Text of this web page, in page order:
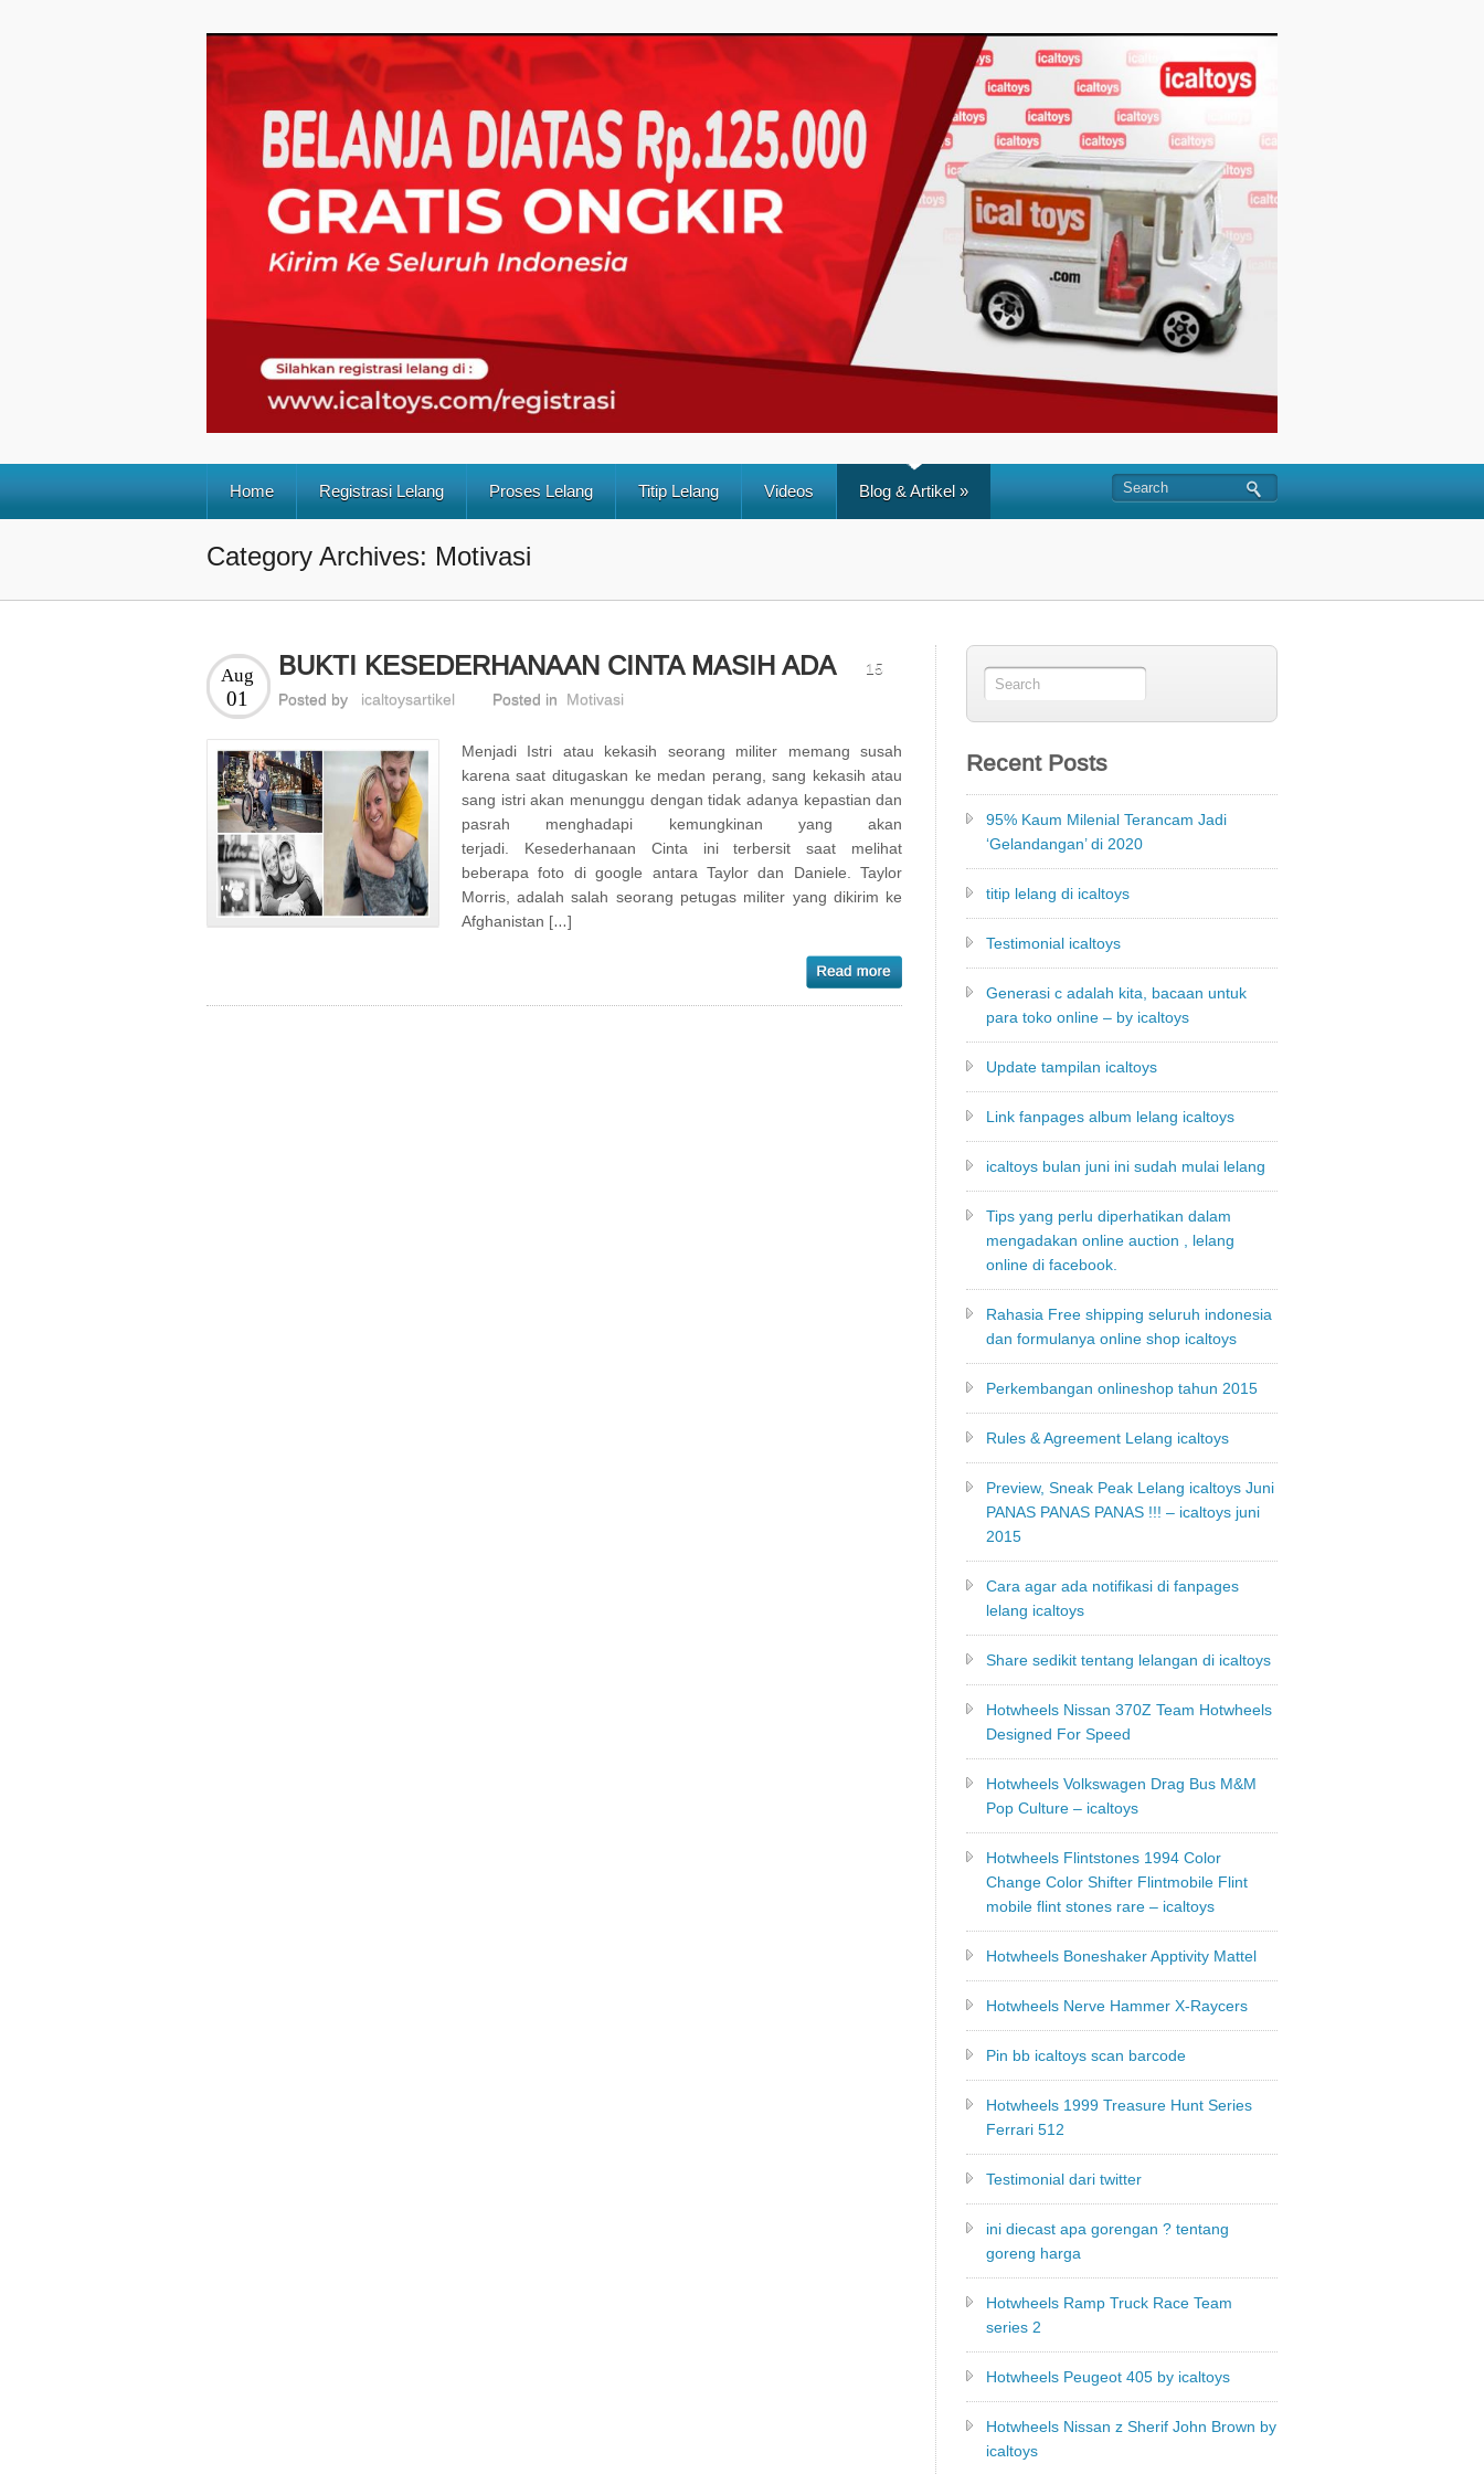
Home Registrasi Lelang Proses Lelang Titip Lelang Videos Blog & Artikel»
Category Archives: Motivasi
BUKTI KESEDERHANAAN CINTA MASIH ADA
Aug
01 Posted by icaltoysartikel Posted in Motivasi
15
Menjadi Istri atau kekasih seorang militer memang susah
karena saat ditugaskan ke medan perang, sang kekasih atau
sang istri akan menunggu dengan tidak adanya kepastian dan
pasrah menghadapi kemungkinan yang akan
terjadi. Kesederhanaan Cinta ini terbersit saat melihat
beberapa foto di google antara Taylor dan Daniele. Taylor
Morris, adalah salah seorang petugas militer yang dikirim ke
Afghanistan […]
Recent Posts
95% Kaum Milenial Terancam Jadi
‘Gelandangan’ di 2020
titip lelang di icaltoys
Testimonial icaltoys
Generasi c adalah kita, bacaan untuk
para toko online – by icaltoys
Update tampilan icaltoys
Link fanpages album lelang icaltoys
icaltoys bulan juni ini sudah mulai lelang
Tips yang perlu diperhatikan dalam
mengadakan online auction , lelang
online di facebook.
Rahasia Free shipping seluruh indonesia
dan formulanya online shop icaltoys
Perkembangan onlineshop tahun 2015
Rules & Agreement Lelang icaltoys
Preview, Sneak Peak Lelang icaltoys Juni
PANAS PANAS PANAS !!! – icaltoys juni
2015
Cara agar ada notifikasi di fanpages
lelang icaltoys
Share sedikit tentang lelangan di icaltoys
Hotwheels Nissan 370Z Team Hotwheels
Designed For Speed
Hotwheels Volkswagen Drag Bus M&M
Pop Culture – icaltoys
Hotwheels Flintstones 1994 Color
Change Color Shifter Flintmobile Flint
mobile flint stones rare – icaltoys
Hotwheels Boneshaker Apptivity Mattel
Hotwheels Nerve Hammer X-Raycers
Pin bb icaltoys scan barcode
Hotwheels 1999 Treasure Hunt Series
Ferrari 512
Testimonial dari twitter
ini diecast apa gorengan ? tentang
goreng harga
Hotwheels Ramp Truck Race Team
series 2
Hotwheels Peugeot 405 by icaltoys
Hotwheels Nissan z Sherif John Brown by
icaltoys